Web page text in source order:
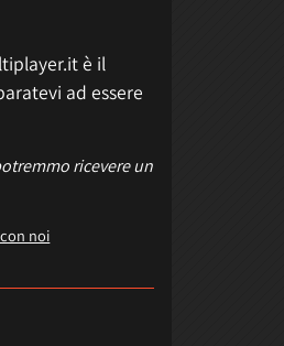
è il
ad essere
ricevere un
noi